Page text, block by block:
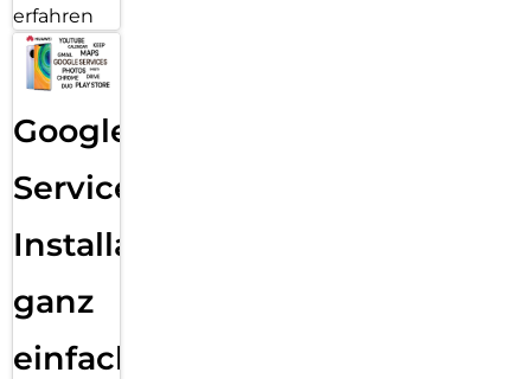
erfahren
Google
Services
Installation
ganz
einfach